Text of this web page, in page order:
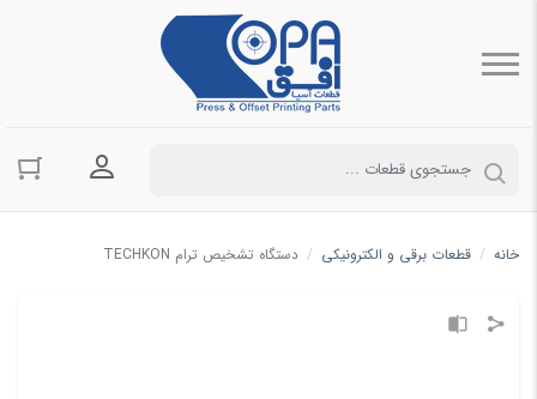
ورود به
خانه / قطعات برقی و الکترونیکی / دستگاه تشخیص ترام TECHKON